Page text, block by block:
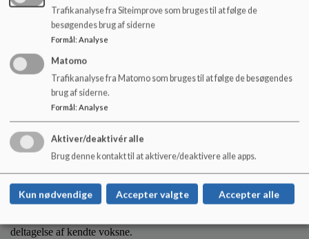
SFO har lukket fø lgende dage:
Himmelfart samt mellem jul og nytår.
Der bliver etableret nødpasning på en af SFO’erne i Ringsted, dog
ikke grundlovsdag og den 24.12. Nødpasning er uden kendte
voksne fra egen institution.
Sampasning:
SFO har sampasning med Byskovskolen 3 uger i sommerferien,
og med Kildeskolens Børnehave resten af sommerferien samt i
deltagelse af kendte voksne.
Trafikanalyse fra Siteimprove som bruges til at følge de
besøgendes brug af siderne
Formål : Analyse
Matomo
Trafikanalyse fra Matomo som bruges til at følge de besøgendes
brug af siderne.
Formål: Analyse
Aktiver/deaktivér alle
Brug denne kontakt til at aktivere/deaktivere alle apps.
Kun nødvendige Accepter valgte Accepter alle